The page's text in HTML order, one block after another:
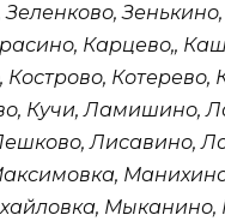
Карцево,,
Котерево,
Кучи, Ламишино,
Лисавино,
Мыканино,